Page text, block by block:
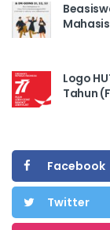
Logo
Tahun
Facebook
Twitter